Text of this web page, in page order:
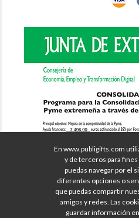
En www.publigifts.com
y de terceros para
puedas navegar por el
diferentes opciones o
que puedas compartir
amigos y redes. Las
guardar información